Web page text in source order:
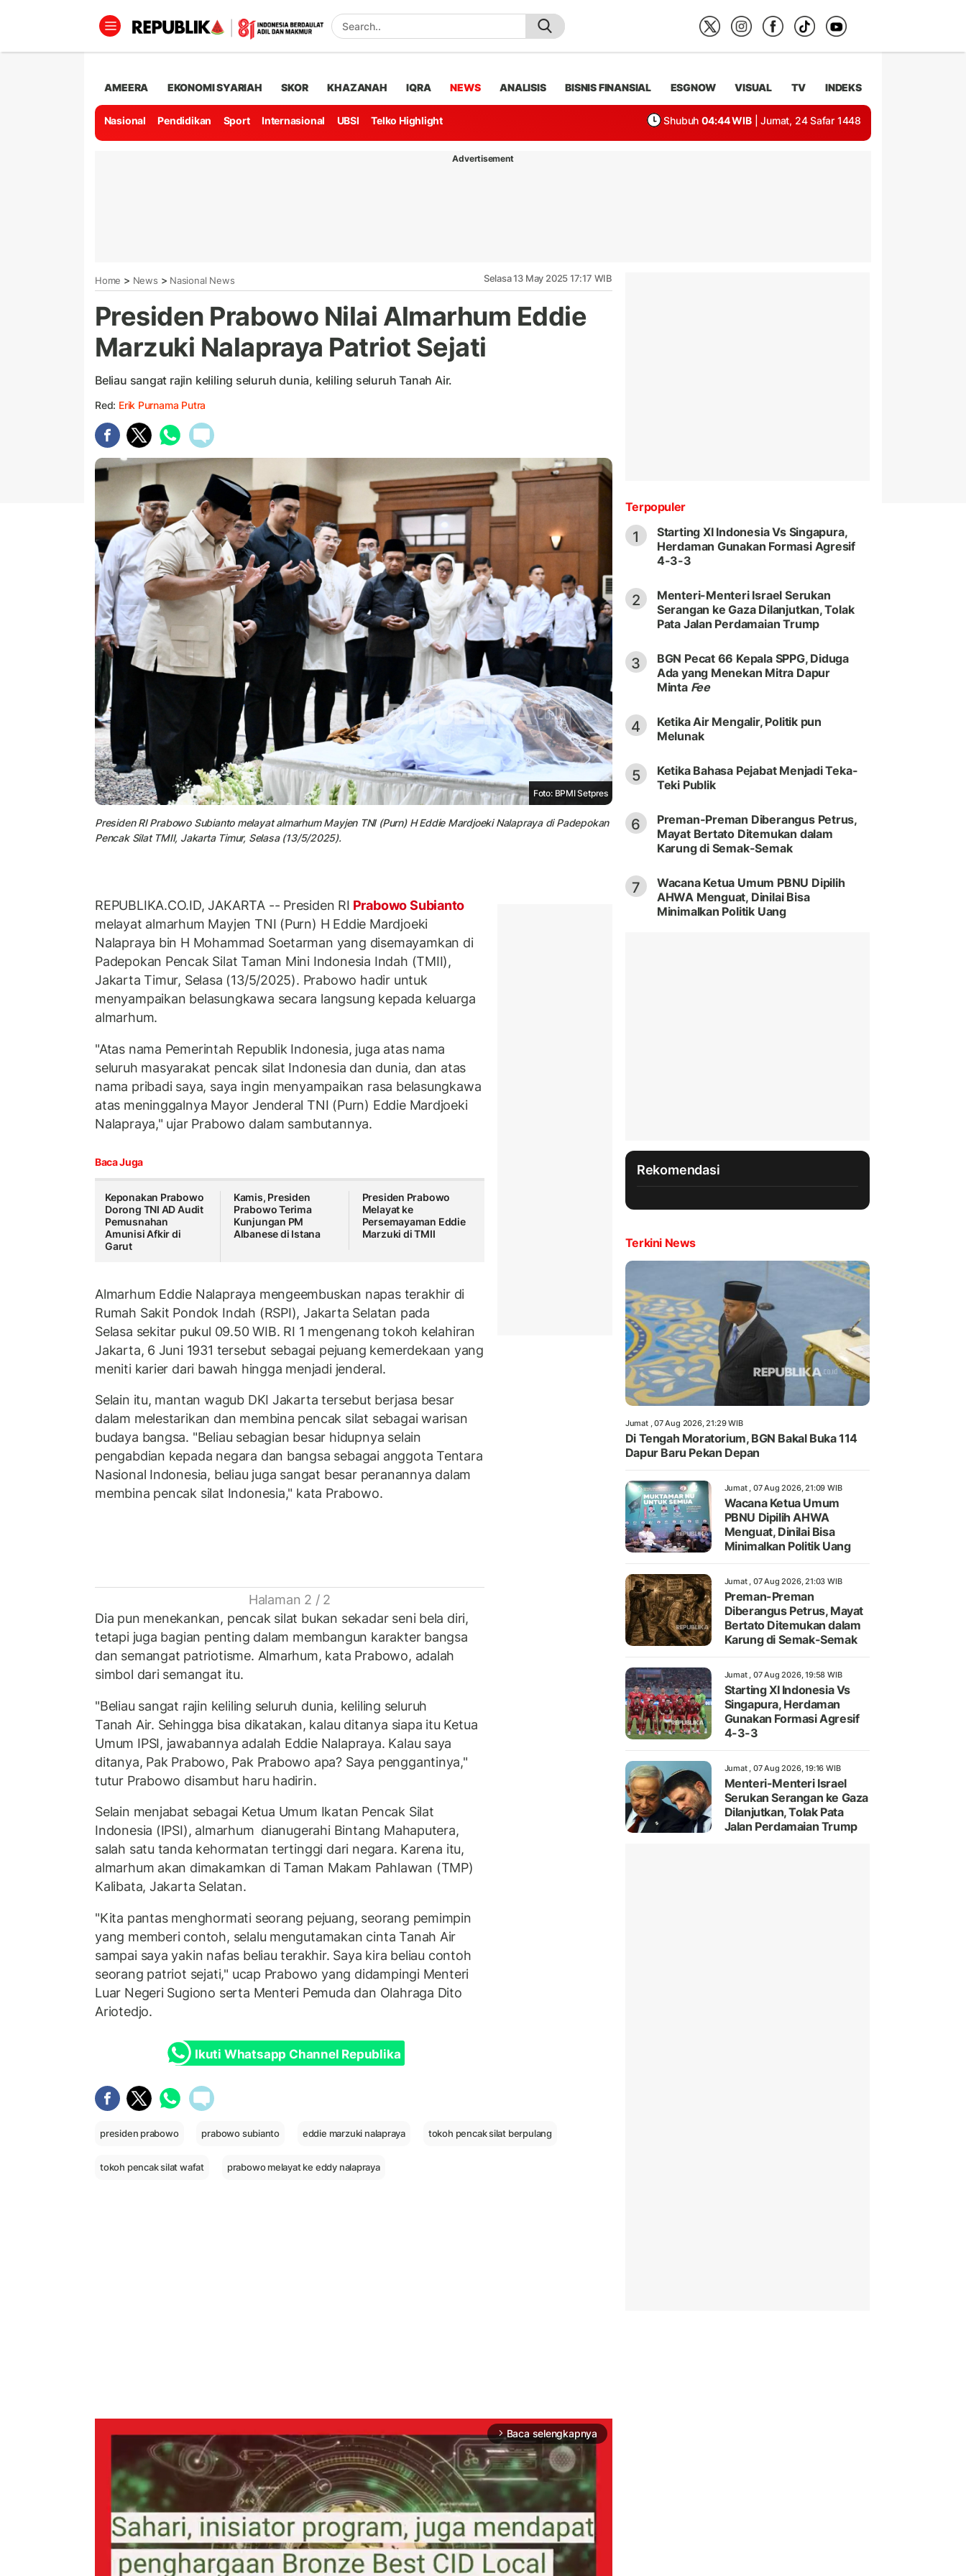
AMEERA EKONOMI SYARIAH SKOR KHAZANAH IQRA NEWS ANALISIS BISNIS FINANSIAL ESGNOW VISUAL TV INDEKS
Nasional Pendidikan Sport Internasional UBSI Telko Highlight Shubuh 04:44 WIB | Jumat, 24 Safar 1448
Advertisement
Home > News > Nasional News Selasa 13 May 2025 17:17 WIB
Presiden Prabowo Nilai Almarhum Eddie
Marzuki Nalapraya Patriot Sejati
Beliau sangat rajin keliling seluruh dunia, keliling seluruh Tanah Air.
Red: Erik Purnama Putra
Foto: BPMI Setpres
Presiden RI Prabowo Subianto melayat almarhum Mayjen TNI (Purn) H Eddie Mardjoeki Nalapraya di Padepokan
Pencak Silat TMII, Jakarta Timur, Selasa (13/5/2025).
REPUBLIKA.CO.ID, JAKARTA -- Presiden RI Prabowo Subianto
melayat almarhum Mayjen TNI (Purn) H Eddie Mardjoeki
Nalapraya bin H Mohammad Soetarman yang disemayamkan di
Padepokan Pencak Silat Taman Mini Indonesia Indah (TMII),
Jakarta Timur, Selasa (13/5/2025). Prabowo hadir untuk
menyampaikan belasungkawa secara langsung kepada keluarga
almarhum.
"Atas nama Pemerintah Republik Indonesia, juga atas nama
seluruh masyarakat pencak silat Indonesia dan dunia, dan atas
nama pribadi saya, saya ingin menyampaikan rasa belasungkawa
atas meninggalnya Mayor Jenderal TNI (Purn) Eddie Mardjoeki
Nalapraya," ujar Prabowo dalam sambutannya.
Baca Juga
Keponakan Prabowo
Dorong TNI AD Audit
Pemusnahan
Amunisi Afkir di
Garut
Kamis, Presiden
Prabowo Terima
Kunjungan PM
Albanese di Istana
Presiden Prabowo
Melayat ke
Persemayaman Eddie
Marzuki di TMII
Almarhum Eddie Nalapraya mengeembuskan napas terakhir di
Rumah Sakit Pondok Indah (RSPI), Jakarta Selatan pada
Selasa sekitar pukul 09.50 WIB. RI 1 mengenang tokoh kelahiran
Jakarta, 6 Juni 1931 tersebut sebagai pejuang kemerdekaan yang
meniti karier dari bawah hingga menjadi jenderal.
Selain itu, mantan wagub DKI Jakarta tersebut berjasa besar
dalam melestarikan dan membina pencak silat sebagai warisan
budaya bangsa. "Beliau sebagian besar hidupnya selain
pengabdian kepada negara dan bangsa sebagai anggota Tentara
Nasional Indonesia, beliau juga sangat besar peranannya dalam
membina pencak silat Indonesia," kata Prabowo.
Halaman 2 / 2
Dia pun menekankan, pencak silat bukan sekadar seni bela diri,
tetapi juga bagian penting dalam membangun karakter bangsa
dan semangat patriotisme. Almarhum, kata Prabowo, adalah
simbol dari semangat itu.
"Beliau sangat rajin keliling seluruh dunia, keliling seluruh
Tanah Air. Sehingga bisa dikatakan, kalau ditanya siapa itu Ketua
Umum IPSI, jawabannya adalah Eddie Nalapraya. Kalau saya
ditanya, Pak Prabowo, Pak Prabowo apa? Saya penggantinya,"
tutur Prabowo disambut haru hadirin.
Selain menjabat sebagai Ketua Umum Ikatan Pencak Silat
Indonesia (IPSI), almarhum dianugerahi Bintang Mahaputera,
salah satu tanda kehormatan tertinggi dari negara. Karena itu,
almarhum akan dimakamkan di Taman Makam Pahlawan (TMP)
Kalibata, Jakarta Selatan.
"Kita pantas menghormati seorang pejuang, seorang pemimpin
yang memberi contoh, selalu mengutamakan cinta Tanah Air
sampai saya yakin nafas beliau terakhir. Saya kira beliau contoh
seorang patriot sejati," ucap Prabowo yang didampingi Menteri
Luar Negeri Sugiono serta Menteri Pemuda dan Olahraga Dito
Ariotedjo.
Ikuti Whatsapp Channel Republika
presiden prabowo prabowo subianto eddie marzuki nalapraya tokoh pencak silat berpulang
tokoh pencak silat wafat prabowo melayat ke eddy nalapraya
arrow_forward_ios Baca selengkapnya
Terpopuler
1
Starting XI Indonesia Vs Singapura,
Herdaman Gunakan Formasi Agresif
4-3-3
2
Menteri-Menteri Israel Serukan
Serangan ke Gaza Dilanjutkan, Tolak
Pata Jalan Perdamaian Trump
3
BGN Pecat 66 Kepala SPPG, Diduga
Ada yang Menekan Mitra Dapur
Minta Fee
4
Ketika Air Mengalir, Politik pun
Melunak
5
Ketika Bahasa Pejabat Menjadi Teka-
Teki Publik
6
Preman-Preman Diberangus Petrus,
Mayat Bertato Ditemukan dalam
Karung di Semak-Semak
7
Wacana Ketua Umum PBNU Dipilih
AHWA Menguat, Dinilai Bisa
Minimalkan Politik Uang
Rekomendasi
Terkini News
Jumat , 07 Aug 2026, 21:29 WIB
Di Tengah Moratorium, BGN Bakal Buka 114
Dapur Baru Pekan Depan
Jumat , 07 Aug 2026, 21:09 WIB
Wacana Ketua Umum
PBNU Dipilih AHWA
Menguat, Dinilai Bisa
Minimalkan Politik Uang
Jumat , 07 Aug 2026, 21:03 WIB
Preman-Preman
Diberangus Petrus, Mayat
Bertato Ditemukan dalam
Karung di Semak-Semak
Jumat , 07 Aug 2026, 19:58 WIB
Starting XI Indonesia Vs
Singapura, Herdaman
Gunakan Formasi Agresif
4-3-3
Jumat , 07 Aug 2026, 19:16 WIB
Menteri-Menteri Israel
Serukan Serangan ke Gaza
Dilanjutkan, Tolak Pata
Jalan Perdamaian Trump